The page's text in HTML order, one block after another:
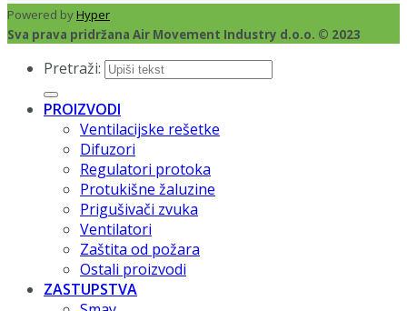
Powered byHyper
Sva prava pridržana Air Movement Industry d.o.o. © 2023
Pretraži:
PROIZVODI
Ventilacijske rešetke
Difuzori
Regulatori protoka
Protukišne žaluzine
Prigušivači zvuka
Ventilatori
Zaštita od požara
Ostali proizvodi
ZASTUPSTVA